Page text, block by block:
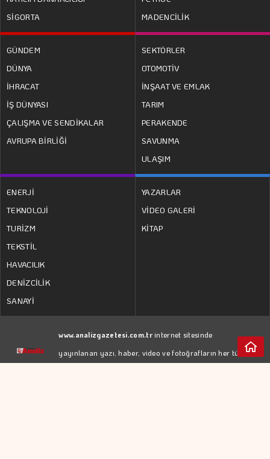
SİGORTA
MADENCİLİK
GÜNDEM
DÜNYA
İHRACAT
İŞ DÜNYASI
ÇALIŞMA VE SENDİKALAR
AVRUPA BİRLİĞİ
SEKTÖRLER
OTOMOTİV
İNŞAAT VE EMLAK
TARIM
PERAKENDE
SAVUNMA
ULAŞIM
ENERJİ
TEKNOLOJİ
TURİZM
TEKSTİL
HAVACILIK
DENİZCİLİK
SANAYİ
YAZARLAR
VİDEO GALERİ
KİTAP
www.analizgazetesi.com.trinternet sitesinde
yayınlanan yazı, haber, video ve fotoğrafların her türlü